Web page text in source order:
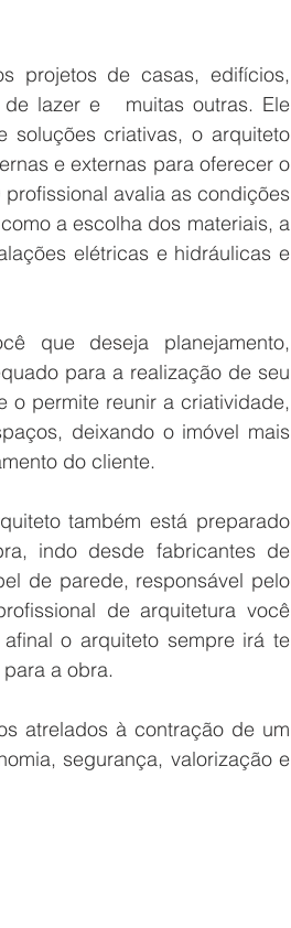
projetos de casas, edifícios,
lazer e   muitas outras. Ele
soluções criativas, o arquiteto
e externas para oferecer o
avalia as condições
a escolha dos materiais, a
elétricas e hidráulicas e
que deseja planejamento,
para a realização de seu
o permite reunir a criatividade,
deixando o imóvel mais
do cliente.
também está preparado
indo desde fabricantes de
de parede, responsável pelo
de arquitetura você
o arquiteto sempre irá te
a obra.
atrelados à contração de um
segurança, valorização e